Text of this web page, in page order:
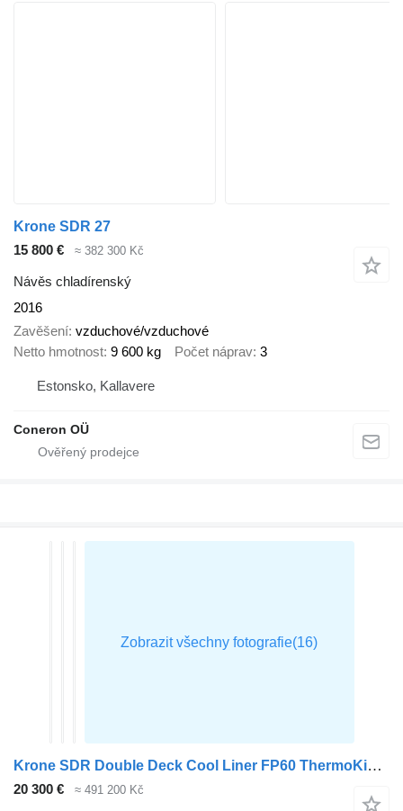
Krone SDR 27
15 800 €
≈ 382 300 Kč
Návěs chladírenský
2016
Zavěšení vzduchové/vzduchové
Netto hmotnost 9 600 kg Počet náprav 3
Estonsko, Kallavere
Coneron OÜ
Krone SDR Double Deck Cool Liner FP60 ThermoKing SLXi 300 Lifting Axle
20 300 € ≈ 491 200 Kč